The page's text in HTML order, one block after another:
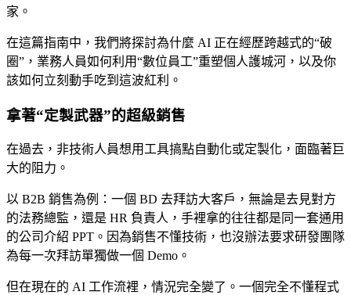
家。
在這篇指南中，我們將探討為什麼 AI 正在經歷跨越式的“破
圈”，業務人員如何利用“數位員工”重塑個人護城河，以及你
該如何立刻動手吃到這波紅利。
拿著“定製武器”的超級銷售
在過去，非技術人員想用工具搞點自動化或定製化，面臨著巨
大的阻力。
以 B2B 銷售為例：一個 BD 去拜訪大客戶，無論是去見對方
的法務總監，還是 HR 負責人，手裡拿的往往都是同一套通用
的公司介紹 PPT。因為銷售不懂技術，也沒辦法要求研發團隊
為每一次拜訪單獨做一個 Demo。
但在現在的 AI 工作流裡，情況完全變了。一個完全不懂程式